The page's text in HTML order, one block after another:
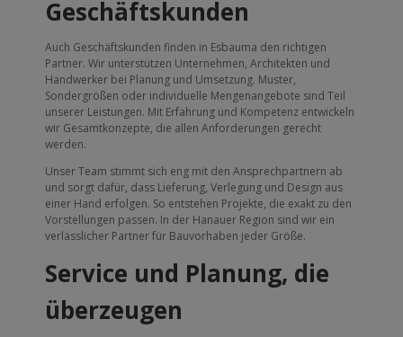
Geschäftskunden
Auch Geschäftskunden finden in Esbauma den richtigen
Partner. Wir unterstützen Unternehmen, Architekten und
Handwerker bei Planung und Umsetzung. Muster,
Sondergrößen oder individuelle Mengenangebote sind Teil
unserer Leistungen. Mit Erfahrung und Kompetenz entwickeln
wir Gesamtkonzepte, die allen Anforderungen gerecht
werden.
Unser Team stimmt sich eng mit den Ansprechpartnern ab
und sorgt dafür, dass Lieferung, Verlegung und Design aus
einer Hand erfolgen. So entstehen Projekte, die exakt zu den
Vorstellungen passen. In der Hanauer Region sind wir ein
verlässlicher Partner für Bauvorhaben jeder Größe.
Service und Planung, die
überzeugen